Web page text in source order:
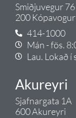
Smiðjuvegur 76
200 Kópavogur
414-1000
Mán - fös.
Lau. Lokað í
Akureyri
Sjafnargata 1A
600 Akureyri